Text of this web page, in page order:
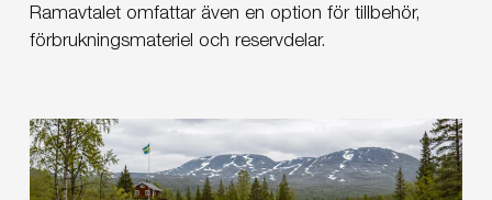
Ramavtalet omfattar även en option för tillbehör,
förbrukningsmateriel och reservdelar.